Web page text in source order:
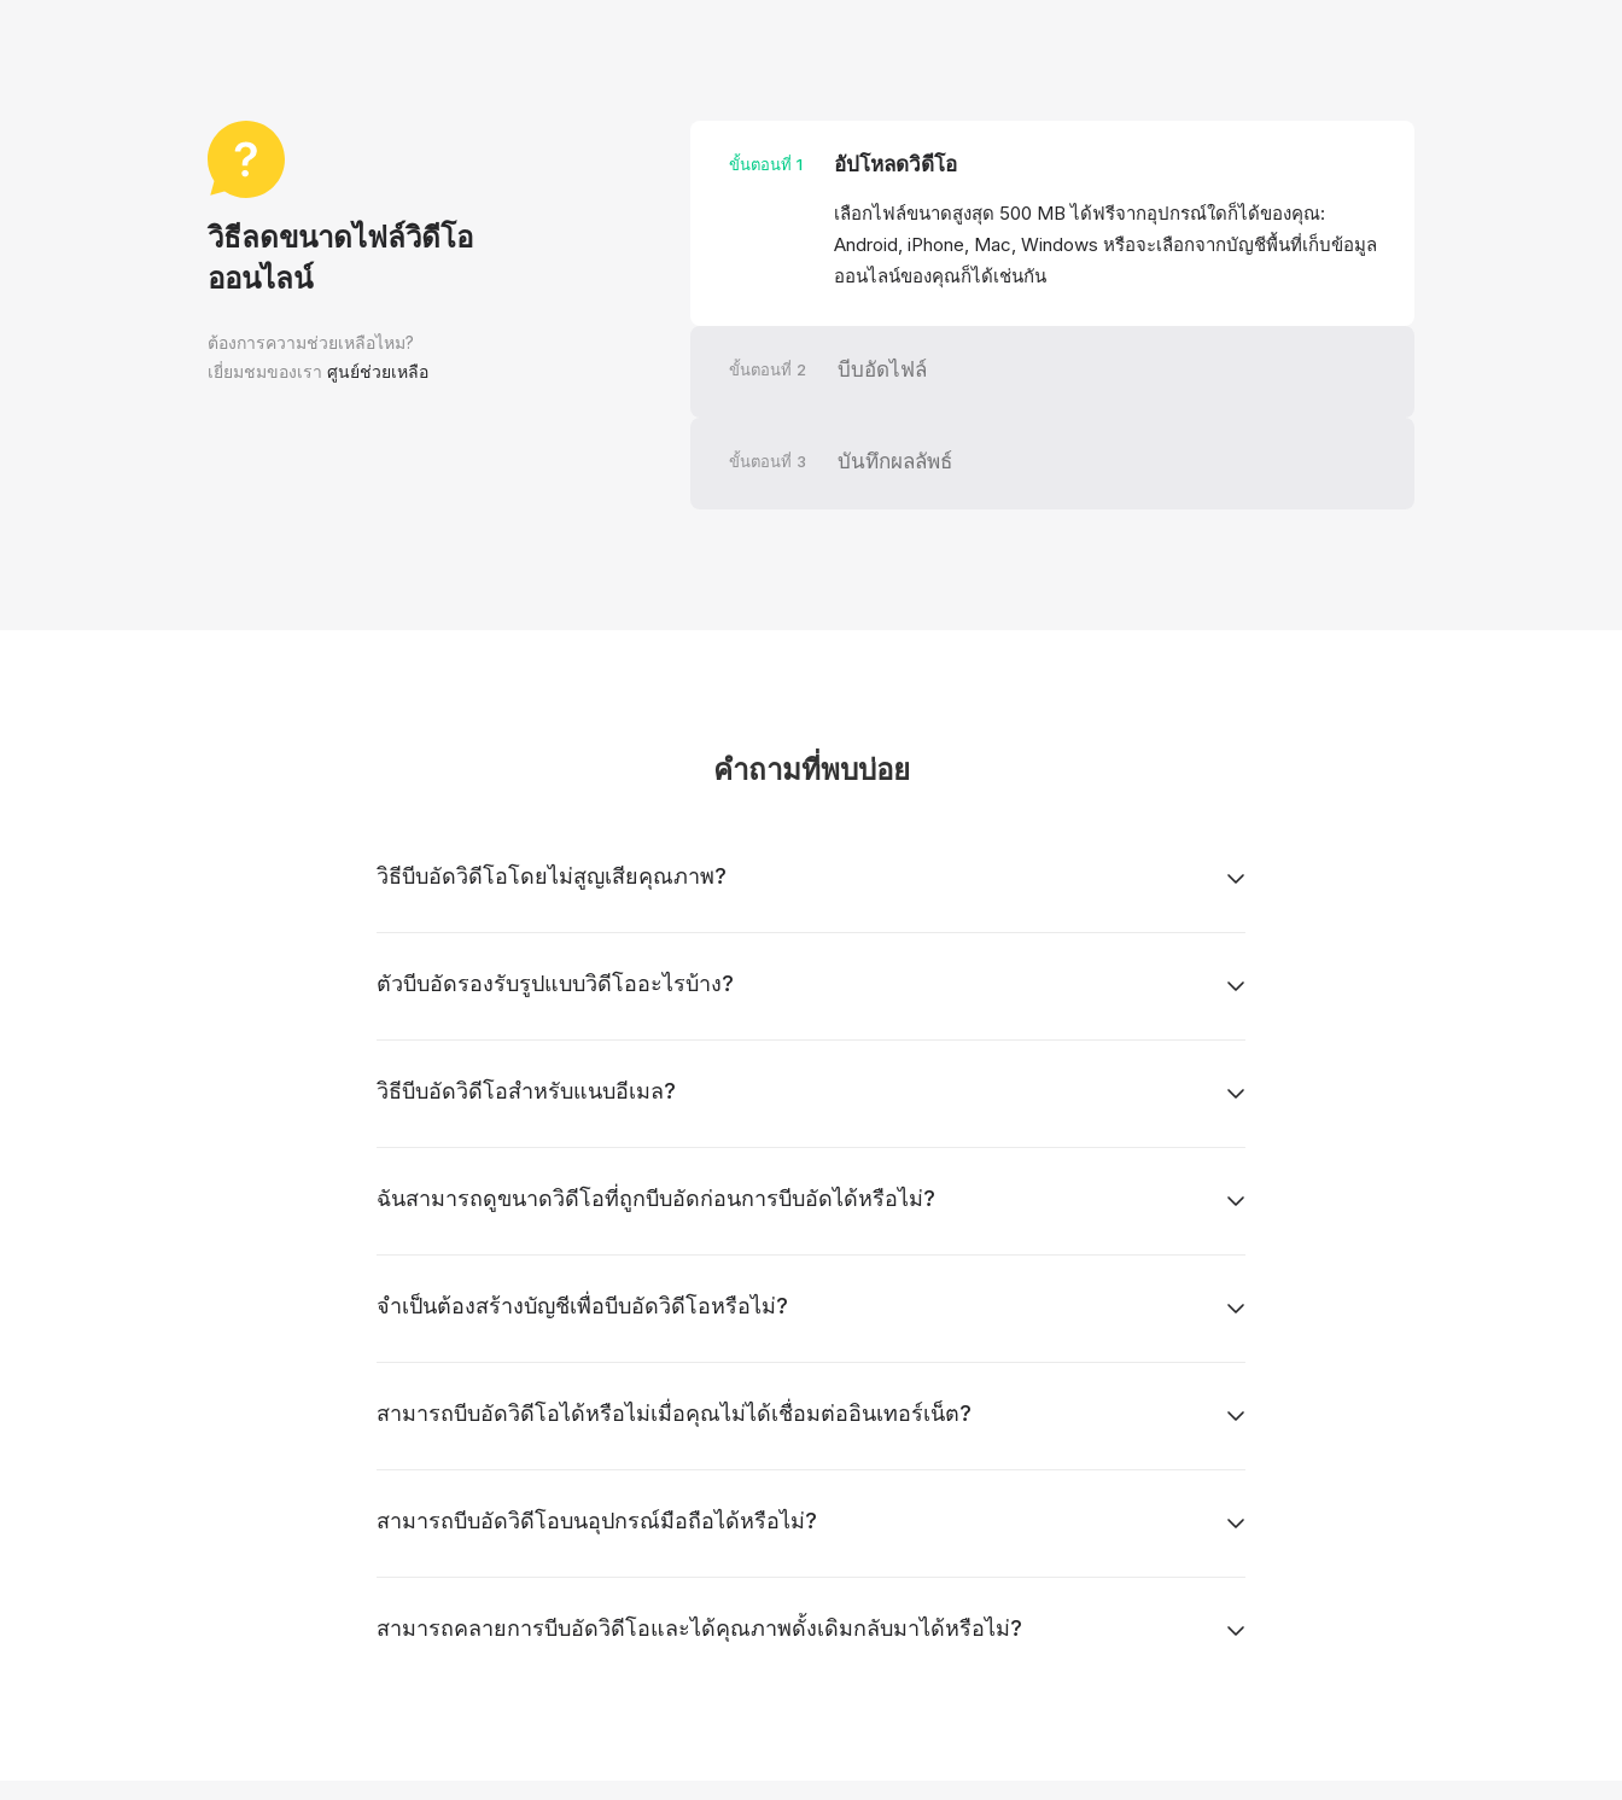
วิธีลดขนาดไฟล์วิดีโอ
ออนไลน์
ต้องการความช่วยเหลือไหม?
เยี่ยมชมของเรา ศูนย์ช่วยเหลือ
ขั้นตอนที่ 1 อัปโหลดวิดีโอ
เลือกไฟล์ขนาดสูงสุด 500 MB ได้ฟรีจากอุปกรณ์ใดก็ได้ของคุณ:
Android, iPhone, Mac, Windows หรือจะเลือกจากบัญชีพื้นที่เก็บข้อมูล
ออนไลน์ของคุณก็ได้เช่นกัน
ขั้นตอนที่ 2 บีบอัดไฟล์
ขั้นตอนที่ 3 บันทึกผลลัพธ์
คำถามที่พบบ่อย
วิธีบีบอัดวิดีโอโดยไม่สูญเสียคุณภาพ?
ตัวบีบอัดรองรับรูปแบบวิดีโออะไรบ้าง?
วิธีบีบอัดวิดีโอสำหรับแนบอีเมล?
ฉันสามารถดูขนาดวิดีโอที่ถูกบีบอัดก่อนการบีบอัดได้หรือไม่?
จำเป็นต้องสร้างบัญชีเพื่อบีบอัดวิดีโอหรือไม่?
สามารถบีบอัดวิดีโอได้หรือไม่เมื่อคุณไม่ได้เชื่อมต่ออินเทอร์เน็ต?
สามารถบีบอัดวิดีโอบนอุปกรณ์มือถือได้หรือไม่?
สามารถคลายการบีบอัดวิดีโอและได้คุณภาพดั้งเดิมกลับมาได้หรือไม่?